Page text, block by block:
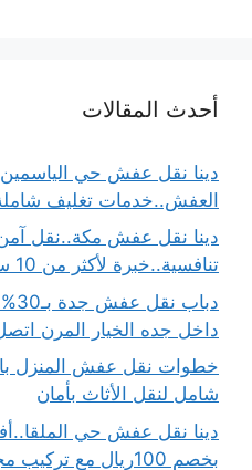
أحدث المقالات
العفش..خدمات تغليف
دينا نقل عفش مكة..نقل
تنافسية..خبرة لأكثر من 10 سنوات..ضمان الجودة
داخل جده الخيار المرن اتصل
خطوات نقل عفش المنزل
شامل لنقل الأثاث بأمان
دينا نقل عفش حي
بخصم 100ريال مع تركيب مجاني للعفش